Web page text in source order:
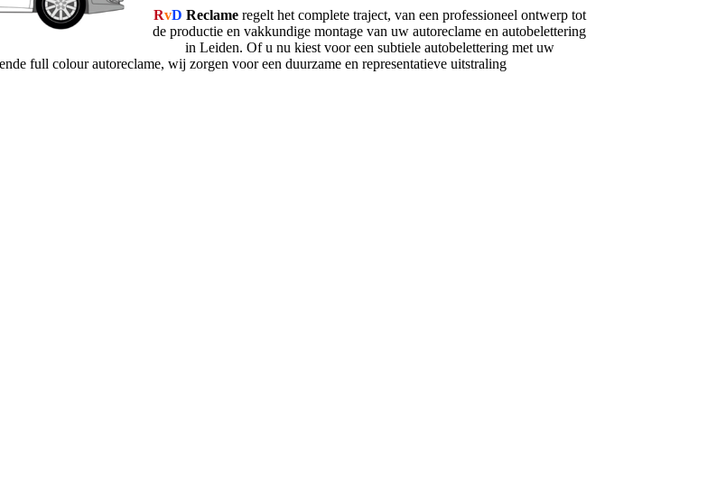
RvD Reclameregelt het complete traject, van een professioneel ontwerp tot
de productie en vakkundige montage van uw autoreclame en autobelettering
in Leiden. Of u nu kiest voor een subtiele autobelettering met uw
full colour autoreclame, wij zorgen voor een duurzame en representatieve uitstraling